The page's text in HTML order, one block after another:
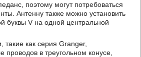
поэтому могут потребоваться
Антенну также можно установить
буквы V на одной центральной
такие как серия Granger,
в треугольном конусе,